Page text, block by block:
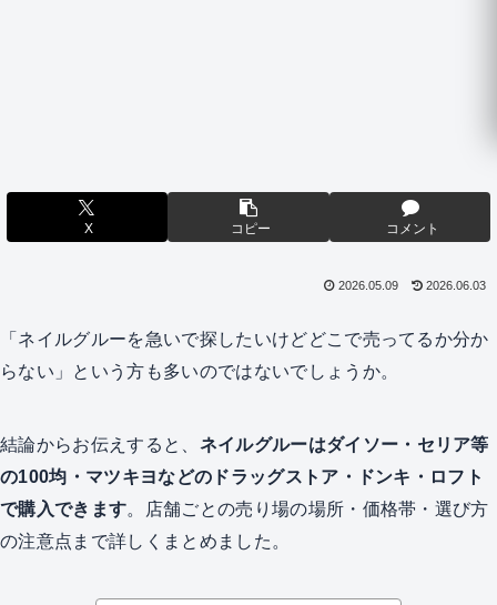
X コピー コメント
2026.05.09 2026.06.03
「ネイルグルーを急いで探したいけどどこで売ってるか分か
らない」という方も多いのではないでしょうか。
結論からお伝えすると、 ネイルグルーはダイソー・セリア等
の100均・マツキヨなどのドラッグストア・ドンキ・ロフト
で購入できます。店舗ごとの売り場の場所・価格帯・選び方
の注意点まで詳しくまとめました。